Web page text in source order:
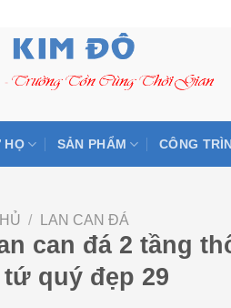
HỌ SẢN PHẨM CÔNG
/ LAN CAN ĐÁ
can đá 2 tầng
quý đẹp 29